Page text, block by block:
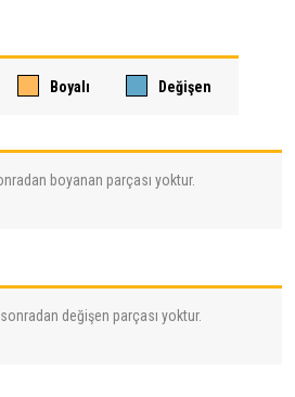
Boyalı Değişen
boyanan parçası yoktur.
değişen parçası yoktur.